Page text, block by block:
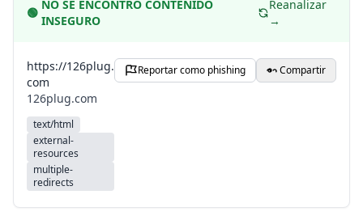
🟢
NO SE ENCONTRÓ CONTENIDO
INSEGURO
Reanalizar
→
https://126plug.
com
126plug.com
text/html
external-
resources
multiple-
redirects
Reportar como phishing Compartir